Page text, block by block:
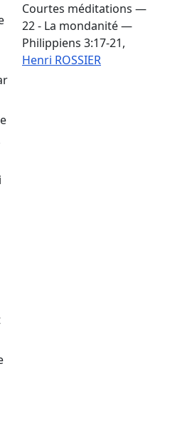
Courtes méditations —
22 - La mondanité —
Philippiens 3:17-21,
Henri ROSSIER